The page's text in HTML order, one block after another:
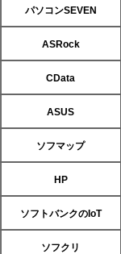
パソコンSEVEN
ASRock
CData
ASUS
ソフマップ
HP
ソフトバンクのIoT
ソフクリ